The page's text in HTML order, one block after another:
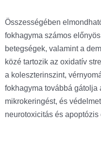
Összességében
fokhagyma számos
betegségek, valamint a
közé tartozik az oxidatív
a koleszterinszint,
fokhagyma továbbá gátolja
mikrokeringést, és
neurotoxicitás és apoptózis